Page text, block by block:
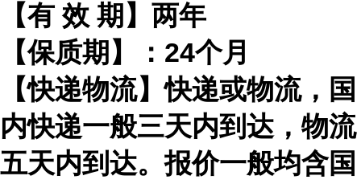
【有 效 期】两年
【保质期】： 24个月
【快递物流】快递或物流，国
内快递一般三天内到达，物流
五天内到达。报价一般均含国